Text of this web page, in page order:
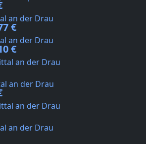
an der Drau
€
an der Drau
€
an der Drau
an der Drau
an der Drau
an der Drau